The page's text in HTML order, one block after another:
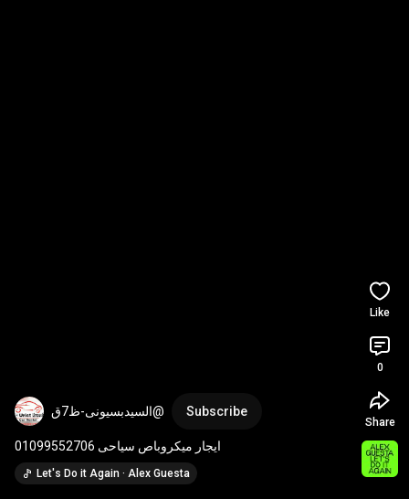
Subscribe
ايجار ميكروباص سياحى 01099552706
Let's Do it Again · Alex Guesta
Like
0
Share